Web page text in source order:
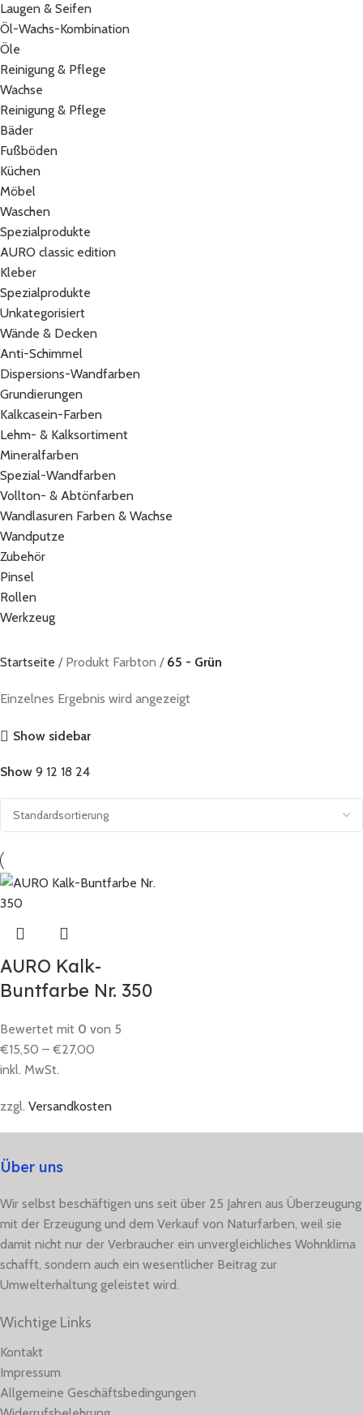
Laugen & Seifen
Öl-Wachs-Kombination
Öle
Reinigung & Pflege
Wachse
Reinigung & Pflege
Bäder
Fußböden
Küchen
Möbel
Waschen
Spezialprodukte
AURO classic edition
Kleber
Spezialprodukte
Unkategorisiert
Wände & Decken
Anti-Schimmel
Dispersions-Wandfarben
Grundierungen
Kalkcasein-Farben
Lehm- & Kalksortiment
Mineralfarben
Spezial-Wandfarben
Vollton- & Abtönfarben
Wandlasuren Farben & Wachse
Wandputze
Zubehör
Pinsel
Rollen
Werkzeug
Startseite Produkt Farbton 65 - Grün
Einzelnes Ergebnis wird angezeigt
Show sidebar
Show 9 12 18 24
AURO Kalk-
Buntfarbe Nr. 350
Bewertet mit 0 von 5
€15,50 – €27,00
inkl. MwSt.
zzgl. Versandkosten
Über uns
Wir selbst beschäftigen uns seit über 25 Jahren aus Überzeugung
mit der Erzeugung und dem Verkauf von Naturfarben, weil sie
damit nicht nur der Verbraucher ein unvergleichliches Wohnklima
schafft, sondern auch ein wesentlicher Beitrag zur
Umwelterhaltung geleistet wird.
Wichtige Links
Kontakt
Impressum
Allgemeine Geschäftsbedingungen